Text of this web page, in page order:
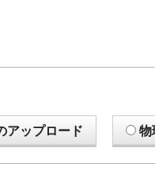
アップロード 物